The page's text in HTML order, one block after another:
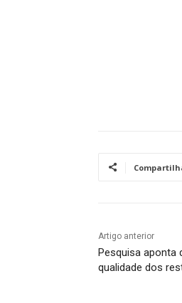
Artigo anterior
Pesquisa aponta
qualidade dos